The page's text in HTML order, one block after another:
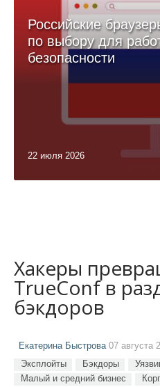
Российские
по выбору для
безопасности
22 июля 2026
Хакеры
TrueConf в
бэкдоров
Екатерина Быстрова07 августа
Эксплойты Бэкдоры
Малый и средний бизнес